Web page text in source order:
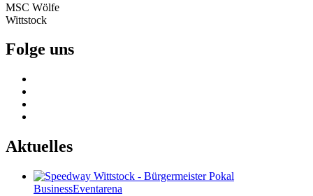
MSC Wölfe
Wittstock
Folge uns
Aktuelles
BusinessEventarena